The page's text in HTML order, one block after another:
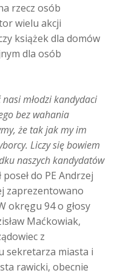
rzecz osób
wielu akcji
książek dla domów
dla osób
nasi młodzi kandydaci
bez wahania
że tak jak my im
Liczy się bowiem
naszych kandydatów
do PE Andrzej
zaprezentowano
okręgu 94 o głosy
Maćkowiak,
z
sekretarza miasta i
rawicki, obecnie